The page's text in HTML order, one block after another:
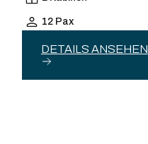
12 Pax
DETAILS ANSEHEN